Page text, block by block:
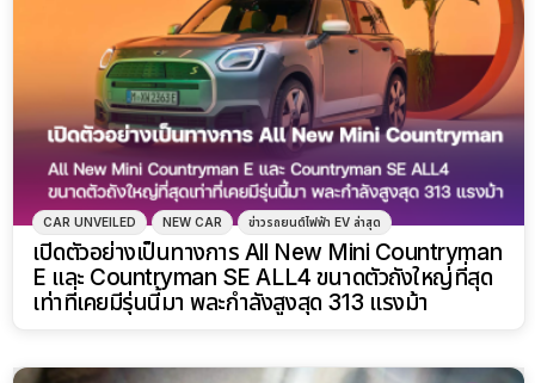
CAR UNVEILED NEW CAR ข่าวรถยนต์ไฟฟ้า EV ล่าสุด
เปิดตัวอย่างเป็นทางการ All New Mini Countryman
E และ Countryman SE ALL4 ขนาดตัวถังใหญ่ที่สุด
เท่าที่เคยมีรุ่นนี้มา พละกำลังสูงสุด 313 แรงม้า